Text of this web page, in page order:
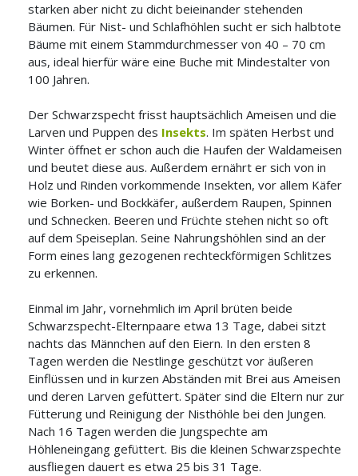
starken aber nicht zu dicht beieinander stehenden
Bäumen. Für Nist- und Schlafhöhlen sucht er sich halbtote
Bäume mit einem Stammdurchmesser von 40 – 70 cm
aus, ideal hierfür wäre eine Buche mit Mindestalter von
100 Jahren.
Der Schwarzspecht frisst hauptsächlich Ameisen und die
Larven und Puppen des Insekts. Im späten Herbst und
Winter öffnet er schon auch die Haufen der Waldameisen
und beutet diese aus. Außerdem ernährt er sich von in
Holz und Rinden vorkommende Insekten, vor allem Käfer
wie Borken- und Bockkäfer, außerdem Raupen, Spinnen
und Schnecken. Beeren und Früchte stehen nicht so oft
auf dem Speiseplan. Seine Nahrungshöhlen sind an der
Form eines lang gezogenen rechteckförmigen Schlitzes
zu erkennen.
Einmal im Jahr, vornehmlich im April brüten beide
Schwarzspecht-Elternpaare etwa 13 Tage, dabei sitzt
nachts das Männchen auf den Eiern. In den ersten 8
Tagen werden die Nestlinge geschützt vor äußeren
Einflüssen und in kurzen Abständen mit Brei aus Ameisen
und deren Larven gefüttert. Später sind die Eltern nur zur
Fütterung und Reinigung der Nisthöhle bei den Jungen.
Nach 16 Tagen werden die Jungspechte am
Höhleneingang gefüttert. Bis die kleinen Schwarzspechte
ausfliegen dauert es etwa 25 bis 31 Tage.